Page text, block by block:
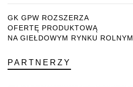
GK GPW ROZSZERZA
OFERTĘ PRODUKTOWĄ
NA GIEŁDOWYM RYNKU ROLNYM
PARTNERZY